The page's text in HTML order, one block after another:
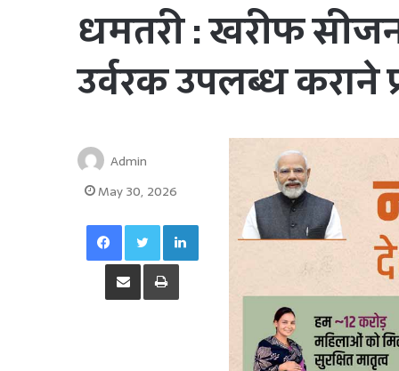
धमतरी : खरीफ
उर्वरक उपलब्ध
Admin
May 30, 2026
Facebook Twitter LinkedIn
Share via Email Print